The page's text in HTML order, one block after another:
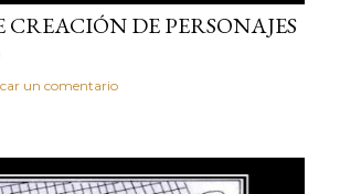
CREACIÓN DE PERSONAJES
un comentario